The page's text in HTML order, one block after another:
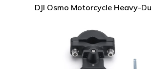
DJI Osmo Motorcycle Heavy-